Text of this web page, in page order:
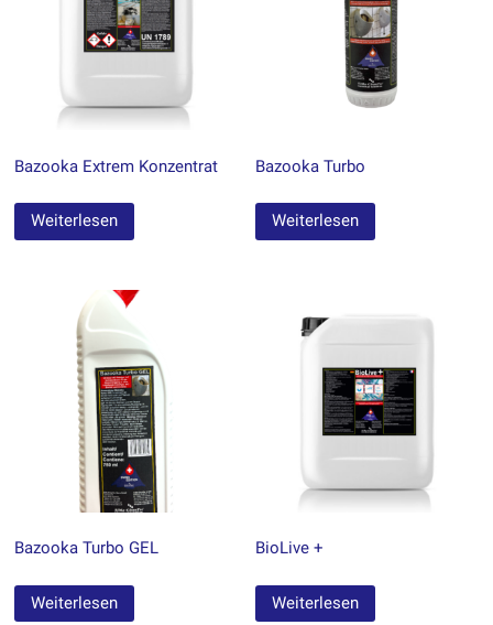
Bazooka Extrem Konzentrat
Weiterlesen
Bazooka Turbo
Weiterlesen
Bazooka Turbo GEL
Weiterlesen
BioLive +
Weiterlesen